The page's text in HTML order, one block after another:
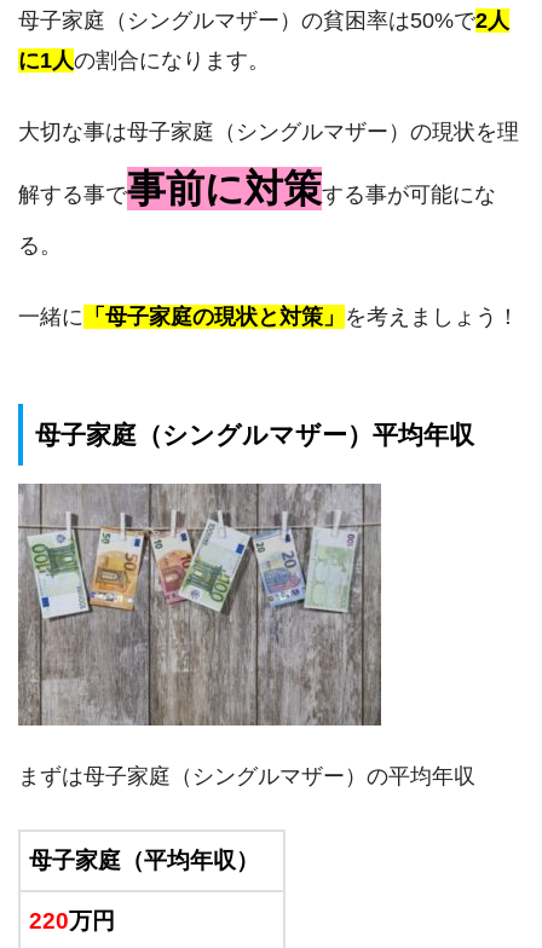
母子家庭（シングルマザー）の貧困率は50%で2人
に1人の割合になります。
大切な事は母子家庭（シングルマザー）の現状を理
解する事で事前に対策する事が可能にな
る。
一緒に 「母子家庭の現状と対策」 を考えましょう！
母子家庭（シングルマザー）平均年収
まずは母子家庭（シングルマザー）の平均年収
母子家庭（平均年収）
220万円